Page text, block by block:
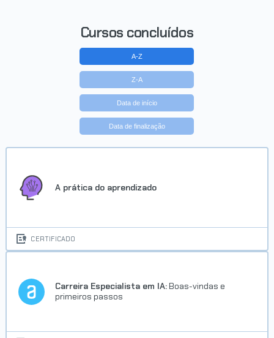
Cursos concluídos
A-Z
Z-A
Data de início
Data de finalização
A prática do aprendizado
CERTIFICADO
Carreira Especialista em IA: Boas-vindas e
primeiros passos